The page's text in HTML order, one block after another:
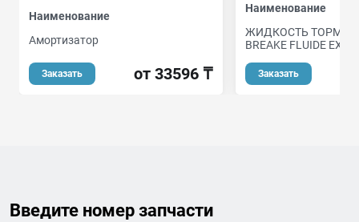
Наименование
Амортизатор
Заказать от 33596 ₸
Наименование
ЖИДКОСТЬ
BREAKE FLUIDE
Заказать
Введите номер запчасти